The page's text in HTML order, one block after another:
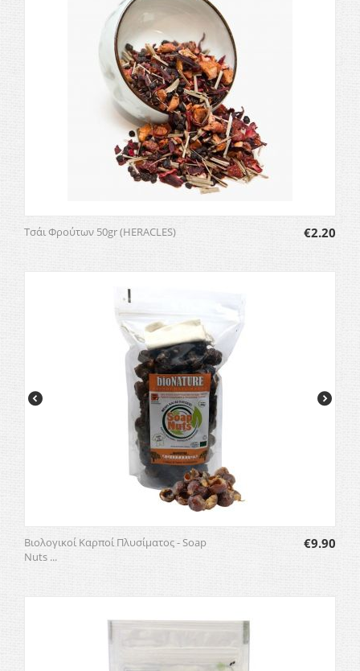
Τσάι Φρούτων 50gr (HERACLES) €2.20
Βιολογικοί Καρποί Πλυσίματος - Soap
Nuts ...
€9.90